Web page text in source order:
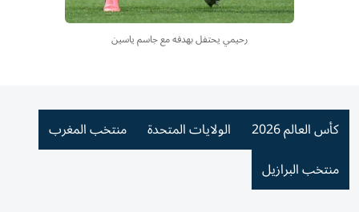
رحيمي يحتفل بهدفه مع جاسم ياسين
كأس العالم 2026 الولايات المتحدة
منتخب المغرب
منتخب البرازيل